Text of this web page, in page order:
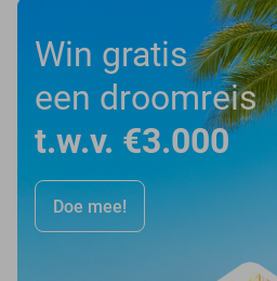
Win gratis
een droomreis
t.w.v. €3.000
Doe mee!